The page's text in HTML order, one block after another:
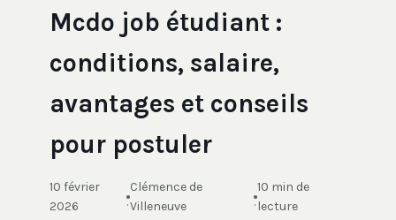
Mcdo job étudiant :
conditions, salaire,
avantages et conseils
pour postuler
10 février
2026
·
Clémence de
Villeneuve
·
10 min de
lecture